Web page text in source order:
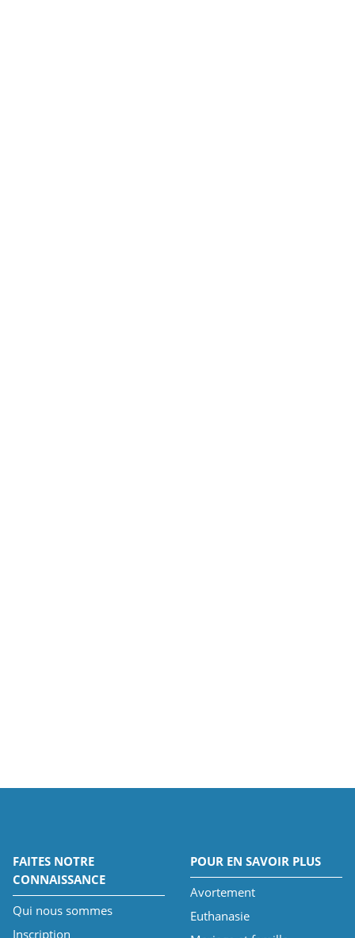
FAITES NOTRE
CONNAISSANCE
Qui nous sommes
Inscription
POUR EN SAVOIR PLUS
Avortement
Euthanasie